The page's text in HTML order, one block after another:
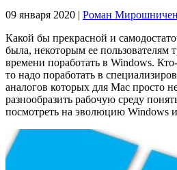
09 января 2020 | Роман
Какой бы прекрасной и
была, некоторым ее пользователям
времени поработать в Windows.
то надо поработать в
аналогов которых для Mac просто
разнообразить рабочую среду
посмотреть на эволюцию Windows